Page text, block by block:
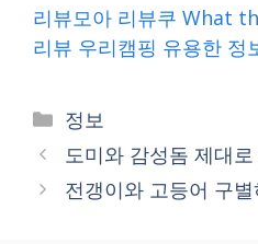
리뷰모아 리뷰쿠 What
리뷰 우리캠핑 유용한 정
Categories
정보
도미와 감성돔 제대
전갱이와 고등어 구